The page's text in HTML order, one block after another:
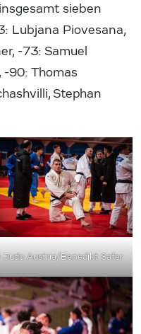
sieben
Lubjana Piovesana,
-73: Samuel
-90: Thomas
Stephan
Austria/Benedikt Safer